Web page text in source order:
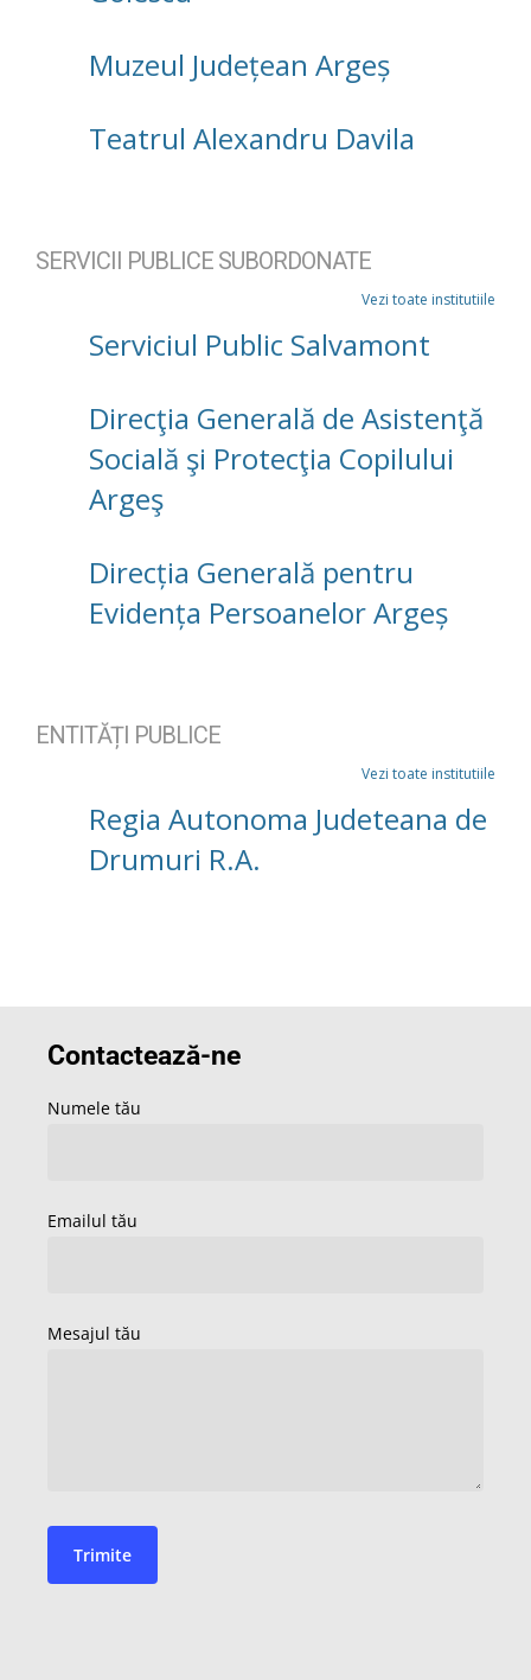
Muzeul Județean Argeș
Teatrul Alexandru Davila
SERVICII PUBLICE SUBORDONATE
Vezi toate institutiile
Serviciul Public Salvamont
Direcţia Generală de Asistenţă
Socială şi Protecţia Copilului
Argeş
Direcția Generală pentru
Evidența Persoanelor Argeș
ENTITĂȚI PUBLICE
Vezi toate institutiile
Regia Autonoma Judeteana de
Drumuri R.A.